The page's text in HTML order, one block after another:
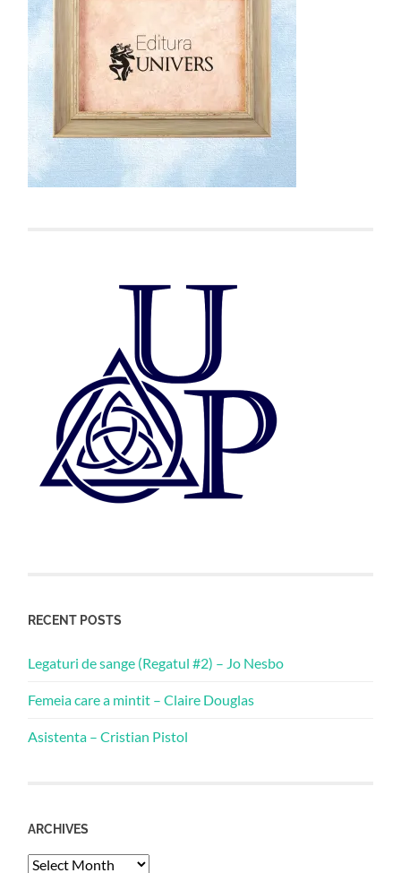
RECENT POSTS
Legaturi de sange (Regatul #2) – Jo Nesbo
Femeia care a mintit – Claire Douglas
Asistenta – Cristian Pistol
ARCHIVES
Archives